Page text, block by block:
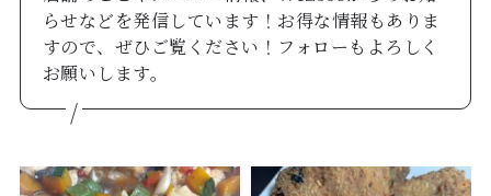
らせなどを発信しています！お得な情報もありま
すので、ぜひご覧ください！フォローもよろしく
お願いします。